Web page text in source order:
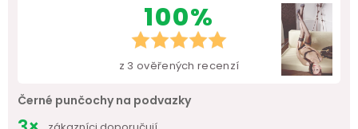
100%
z 3 ověřených recenzí
Černé punčochy na podvazky